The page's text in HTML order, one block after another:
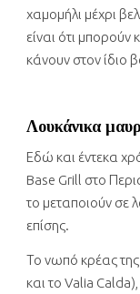
χαμομήλι μέχρι
είναι ότι
κάνουν στον ίδιο
Λουκάνικα
Εδώ και έντεκα
Base Grill στο
το μεταποιούν σε
επίσης.
Το νωπό κρέας
και το Valia